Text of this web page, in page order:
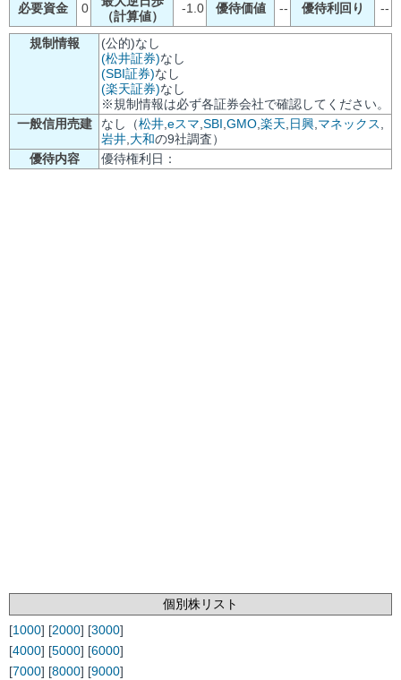
必要資金 0
（計算値）
-1.0 優待価値 -- 優待利回り --
規制情報
(公的)なし
(松井証券)なし
(SBI証券)なし
(楽天証券)なし
※規制情報は必ず各証券会社で確認してください。
一般信用売建
なし（松井 eスマ SBI GMO 楽天 日興 マネックス
岩井 大和の9社調査）
優待内容
優待権利日：
個別株リスト
[1000] [2000] [3000]
[4000] [5000] [6000]
[7000] [8000] [9000]